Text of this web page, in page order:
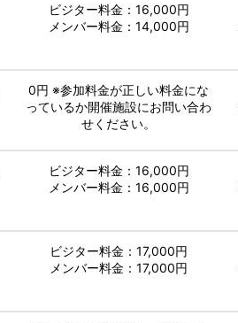
ビジター料金：16,000円
メンバー料金：14,000円
0円 ※参加料金が正しい料金にな
っているか開催施設にお問い合わ
せください。
ビジター料金：16,000円
メンバー料金：16,000円
ビジター料金：17,000円
メンバー料金：17,000円